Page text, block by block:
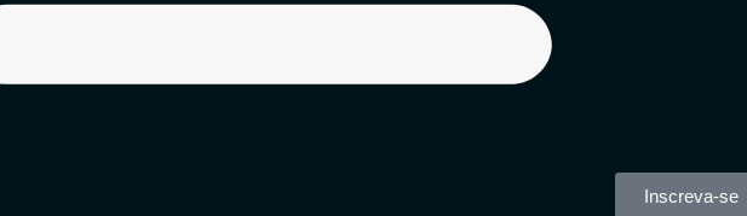
Inscreva-se